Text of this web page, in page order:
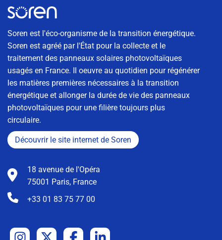
Soren est l'éco-organisme de la transition énergétique.
Soren est agréé par l'État pour la collecte et le
traitement des panneaux solaires photovoltaïques
usagés en France. Il oeuvre au quotidien pour régénérer
les matières premières nécessaires à la transition
énergétique et allonger la durée de vie des panneaux
photovoltaïques pour une filière toujours plus
circulaire.
Découvrir le site internet de Soren
18 avenue de l'Opéra
75001 Paris, France
+33 01 83 75 77 00